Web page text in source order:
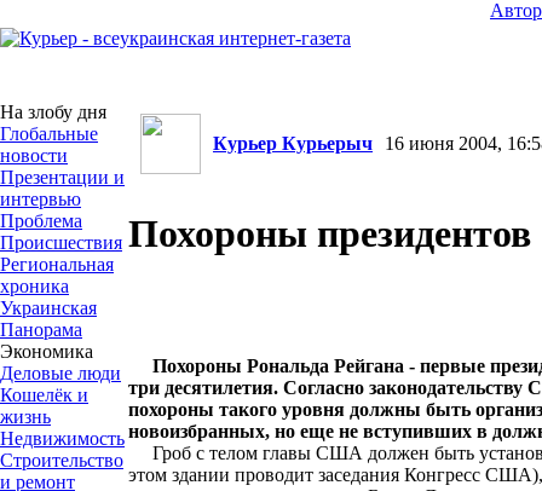
На злобу дня
Глобальные
новости
Презентации и
интервью
Проблема
Происшествия
Региональная
хроника
Украинская
Панорама
Экономика
Деловые люди
Кошелёк и
жизнь
Недвижимость
Строительство
и ремонт
Курьер Курьерыч 16 июня 2004,
Похороны президентов
Похороны Рональда Рейгана - первые
три десятилетия. Согласно
похороны такого уровня должны быть
новоизбранных, но еще не вступивших в
Гроб с телом главы США должен быть
этом здании проводит заседания Конгресс